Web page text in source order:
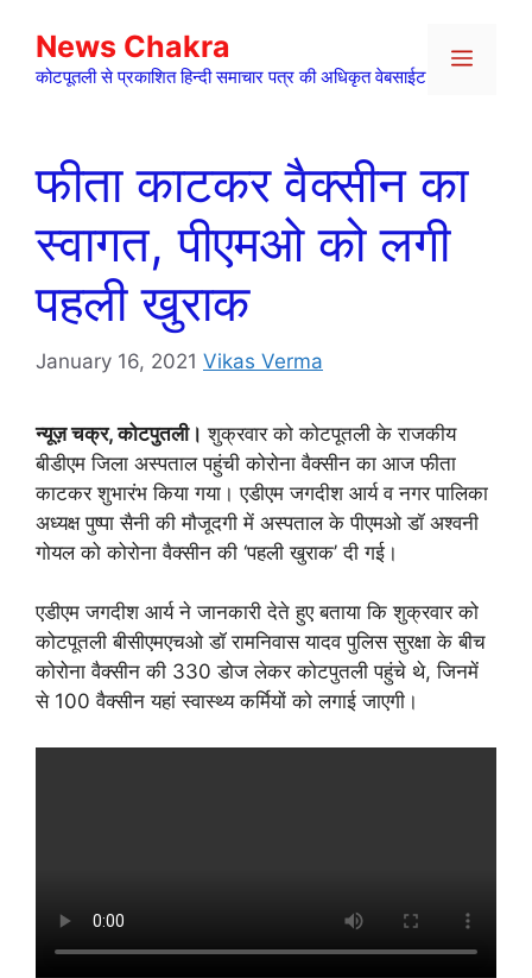
content
News Chakra
कोटपूतली से प्रकाशित हिन्दी समाचार पत्र की अधिकृत वेबसाईट
Menu
फीता काटकर वैक्सीन का
स्वागत, पीएमओ को लगी
पहली खुराक
January 16, 2021 Vikas Verma
न्यूज़ चक्र, कोटपुतली। शुक्रवार को कोटपूतली के राजकीय
बीडीएम जिला अस्पताल पहुंची कोरोना वैक्सीन का आज फीता
काटकर शुभारंभ किया गया। एडीएम जगदीश आर्य व नगर पालिका
अध्यक्ष पुष्पा सैनी की मौजूदगी में अस्पताल के पीएमओ डॉ अश्वनी
गोयल को कोरोना वैक्सीन की ‘पहली खुराक’ दी गई।
एडीएम जगदीश आर्य ने जानकारी देते हुए बताया कि शुक्रवार को
कोटपूतली बीसीएमएचओ डॉ रामनिवास यादव पुलिस सुरक्षा के बीच
कोरोना वैक्सीन की 330 डोज लेकर कोटपुतली पहुंचे थे, जिनमें
से 100 वैक्सीन यहां स्वास्थ्य कर्मियों को लगाई जाएगी।